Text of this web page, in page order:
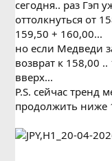
сегодня.. раз Гэп
оттолкнуться от
159,50 + 160,00...
но если Медведи
возврат к 158,00
вверх...
P.S. сейчас тренд
продолжить ниже